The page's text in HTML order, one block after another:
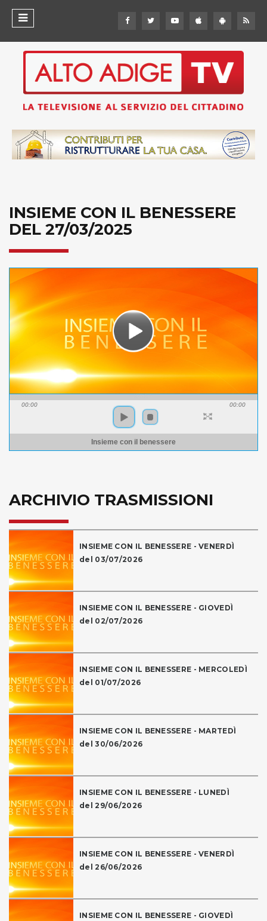
INSIEME CON IL BENESSERE
DEL 27/03/2025
00:00 00:00
Insieme con il benessere
ARCHIVIO TRASMISSIONI
INSIEME CON IL BENESSERE - VENERDÌ
del 03/07/2026
INSIEME CON IL BENESSERE - GIOVEDÌ
del 02/07/2026
INSIEME CON IL BENESSERE - MERCOLEDÌ
del 01/07/2026
INSIEME CON IL BENESSERE - MARTEDÌ
del 30/06/2026
INSIEME CON IL BENESSERE - LUNEDÌ
del 29/06/2026
INSIEME CON IL BENESSERE - VENERDÌ
del 26/06/2026
INSIEME CON IL BENESSERE - GIOVEDÌ